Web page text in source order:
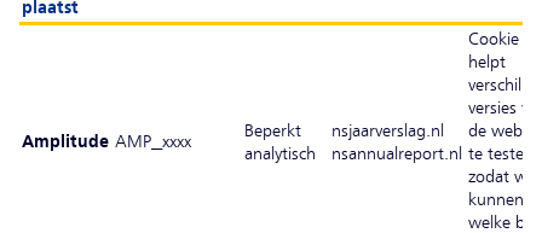
plaatst
Amplitude AMP_xxxx
Beperkt
analytisch
nsjaarverslag.nl
nsannualreport.nl
Cookie
helpt
versies
de
te testen,
zodat we
kunnen
welke